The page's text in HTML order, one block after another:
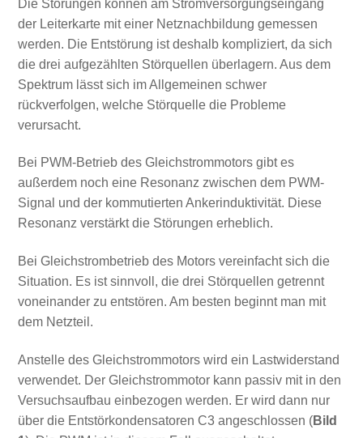
Die Störungen können am Stromversorgungseingang
der Leiterkarte mit einer Netznachbildung gemessen
werden. Die Entstörung ist deshalb kompliziert, da sich
die drei aufgezählten Störquellen überlagern. Aus dem
Spektrum lässt sich im Allgemeinen schwer
rückverfolgen, welche Störquelle die Probleme
verursacht.
Bei PWM-Betrieb des Gleichstrommotors gibt es
außerdem noch eine Resonanz zwischen dem PWM-
Signal und der kommutierten Ankerinduktivität. Diese
Resonanz verstärkt die Störungen erheblich.
Bei Gleichstrombetrieb des Motors vereinfacht sich die
Situation. Es ist sinnvoll, die drei Störquellen getrennt
voneinander zu entstören. Am besten beginnt man mit
dem Netzteil.
Anstelle des Gleichstrommotors wird ein Lastwiderstand
verwendet. Der Gleichstrommotor kann passiv mit in den
Versuchsaufbau einbezogen werden. Er wird dann nur
über die Entstörkondensatoren C3 angeschlossen (Bild